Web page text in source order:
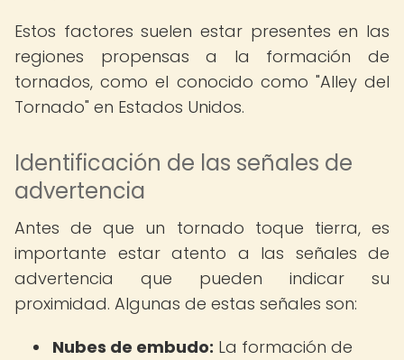
Estos factores suelen estar presentes en las
regiones propensas a la formación de
tornados, como el conocido como "Alley del
Tornado" en Estados Unidos.
Identificación de las señales de
advertencia
Antes de que un tornado toque tierra, es
importante estar atento a las señales de
advertencia que pueden indicar su
proximidad. Algunas de estas señales son:
Nubes de embudo: La formación de